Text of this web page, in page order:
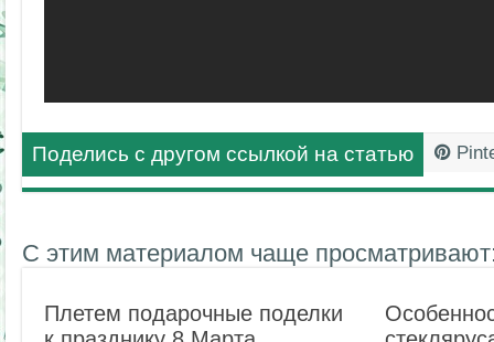
Поделись с другом ссылкой на статью
С этим материалом чаще
Плетем подарочные поделки